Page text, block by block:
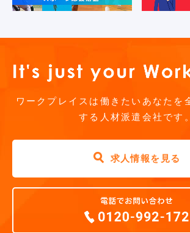
ワークプレイスは働きたいあなたを
する人材派遣会社です。
求人情報を見る